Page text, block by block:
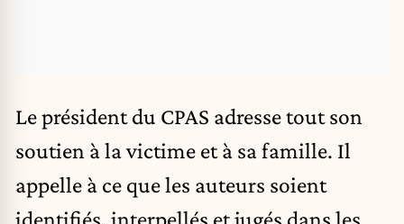
Le président du CPAS adresse tout son
soutien à la victime et à sa famille. Il
appelle à ce que les auteurs soient
identifiés, interpellés et jugés dans les